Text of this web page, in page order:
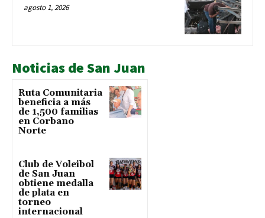
agosto 1, 2026
Noticias de San Juan
Ruta Comunitaria
beneficia a más
de 1,500 familias
en Corbano
Norte
Club de Voleibol
de San Juan
obtiene medalla
de plata en
torneo
internacional